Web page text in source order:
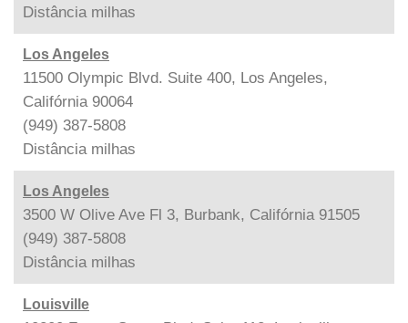
Distância milhas
Los Angeles
11500 Olympic Blvd. Suite 400, Los Angeles,
Califórnia 90064
(949) 387-5808
Distância milhas
Los Angeles
3500 W Olive Ave Fl 3, Burbank, Califórnia 91505
(949) 387-5808
Distância milhas
Louisville